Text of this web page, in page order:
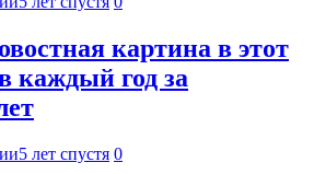
картина в этот
каждый год за
5 лет спустя 0